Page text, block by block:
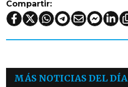
Compartir:
MÁS NOTICIAS DEL DÍA